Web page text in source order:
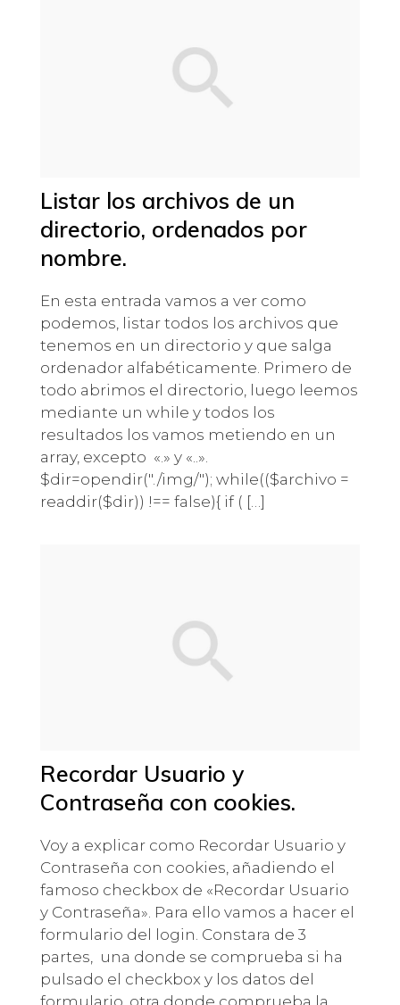
Listar los archivos de un
directorio, ordenados por
nombre.
En esta entrada vamos a ver como
podemos, listar todos los archivos que
tenemos en un directorio y que salga
ordenador alfabéticamente. Primero de
todo abrimos el directorio, luego leemos
mediante un while y todos los
resultados los vamos metiendo en un
array, excepto «.» y «..».
$dir=opendir("./img/"); while(($archivo =
readdir($dir)) !== false){ if ( […]
Recordar Usuario y
Contraseña con cookies.
Voy a explicar como Recordar Usuario y
Contraseña con cookies, añadiendo el
famoso checkbox de «Recordar Usuario
y Contraseña». Para ello vamos a hacer el
formulario del login. Constara de 3
partes, una donde se comprueba si ha
pulsado el checkbox y los datos del